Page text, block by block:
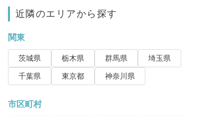
近隣のエリアから探す
関東
茨城県 栃木県 群馬県
埼玉県
千葉県
東京都 神奈川県
市区町村